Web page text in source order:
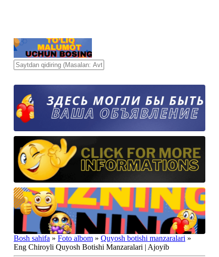
Bosh sahifa » Foto albom » Quyosh botishi manzaralari »
Eng Chiroyli Quyosh Botishi Manzaralari | Ajoyib